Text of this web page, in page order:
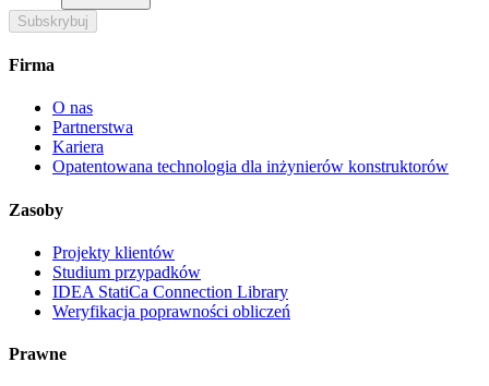
Subskrybuj
Firma
O nas
Partnerstwa
Kariera
Opatentowana technologia dla inżynierów konstruktorów
Zasoby
Projekty klientów
Studium przypadków
IDEA StatiCa Connection Library
Weryfikacja poprawności obliczeń
Prawne